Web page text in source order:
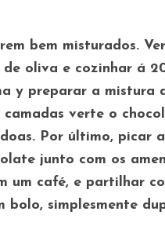
bem misturados.
oliva e cozinhar á
y preparar a mistura
verte o
Por último, picar
junto com os
um café, e partilhar
bolo, simplesmente